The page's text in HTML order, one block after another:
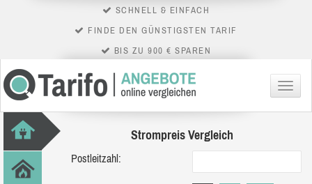
SCHNELL & EINFACH
FINDE DEN GÜNSTIGSTEN TARIF
BIS ZU 900 € SPAREN
Menü
Strompreis Vergleich
Postleitzahl: